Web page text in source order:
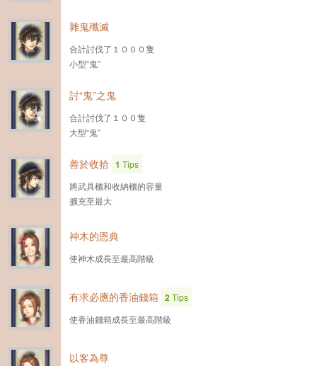
雜鬼殲滅
合計討伐了１０００隻
小型“鬼”
討“鬼”之鬼
合計討伐了１００隻
大型“鬼”
善於收拾 1 Tips
將武具櫃和收納櫃的容量
擴充至最大
神木的恩典
使神木成長至最高階級
有求必應的香油錢箱 2Tips
使香油錢箱成長至最高階級
以客為尊